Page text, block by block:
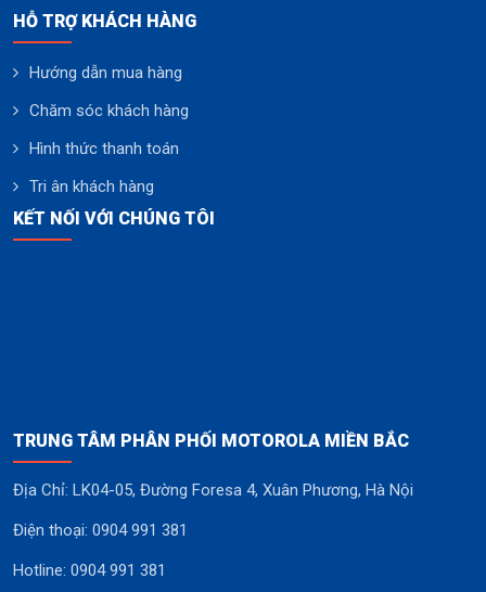
HỖ TRỢ KHÁCH HÀNG
Hướng dẫn mua hàng
Chăm sóc khách hàng
Hình thức thanh toán
Tri ân khách hàng
KẾT NỐI VỚI CHÚNG TÔI
TRUNG TÂM PHÂN PHỐI MOTOROLA MIỀN BẮC
Địa Chỉ: LK04-05, Đường Foresa 4, Xuân Phương, Hà Nội
Điện thoại: 0904 991 381
Hotline: 0904 991 381